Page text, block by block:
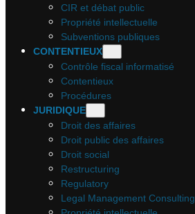
CIR et débat public
Propriété intellectuelle
Subventions publiques
CONTENTIEUX
Contrôle fiscal informatisé
Contentieux
Procédures
JURIDIQUE
Droit des affaires
Droit public des affaires
Droit social
Restructuring
Regulatory
Legal Management Consulting